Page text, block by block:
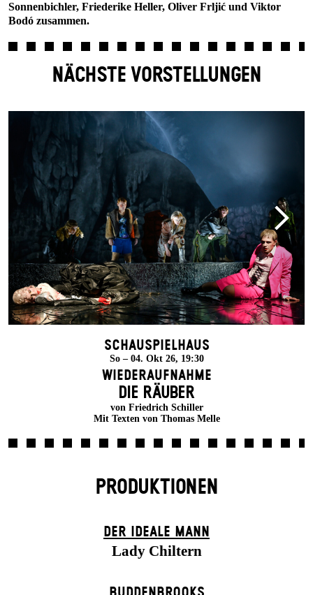
Sonnenbichler, Friederike Heller, Oliver Frljić und Viktor
Bodó zusammen.
NÄCHSTE VORSTELLUNGEN
Schauspielhaus
So – 04. Okt 26, 19:30
Wiederaufnahme
DIE RÄUBER
von Friedrich Schiller
Mit Texten von Thomas Melle
PRODUKTIONEN
DER IDEALE MANN
Lady Chiltern